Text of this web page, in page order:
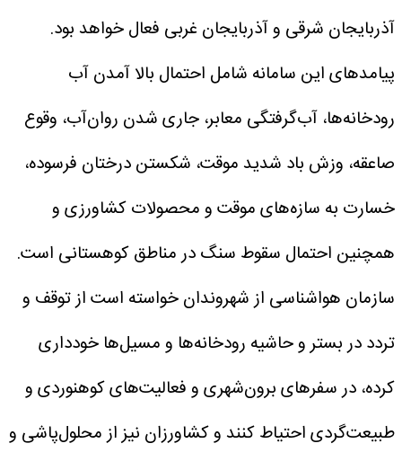
آذربایجان شرقی و آذربایجان غربی فعال خواهد بود.
پیامدهای این سامانه شامل احتمال بالا آمدن آب
رودخانه‌ها، آب‌گرفتگی معابر، جاری شدن روان‌آب، وقوع
صاعقه، وزش باد شدید موقت، شکستن درختان فرسوده،
خسارت به سازه‌های موقت و محصولات کشاورزی و
همچنین احتمال سقوط سنگ در مناطق کوهستانی است.
سازمان هواشناسی از شهروندان خواسته است از توقف و
تردد در بستر و حاشیه رودخانه‌ها و مسیل‌ها خودداری
کرده، در سفرهای برون‌شهری و فعالیت‌های کوهنوردی و
طبیعت‌گردی احتیاط کنند و کشاورزان نیز از محلول‌پاشی و